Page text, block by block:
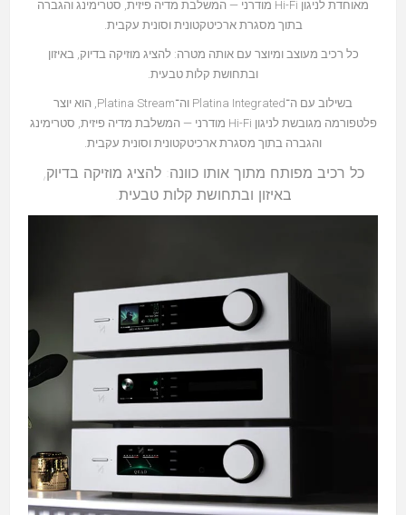
מאוחדת לניגון Hi-Fi מודרני — המשלבת מדיה פיזית, סטרימינג והגברה
בתוך מסגרת ארכיטקטונית וסונית עקבית.
כל רכיב מעוצב ומיוצר עם אותה מטרה: להציג מוזיקה בדיוק, באיזון
ובתחושת קלות טבעית.
בשילוב עם ה־Platina Integrated וה־Platina Stream, הוא יוצר
פלטפורמה מגובשת לניגון Hi-Fi מודרני — המשלבת מדיה פיזית, סטרימינג
והגברה בתוך מסגרת ארכיטקטונית וסונית עקבית.
כל רכיב מפותח מתוך אותו כוונה: להציג מוזיקה בדיוק,
באיזון ובתחושת קלות טבעית.